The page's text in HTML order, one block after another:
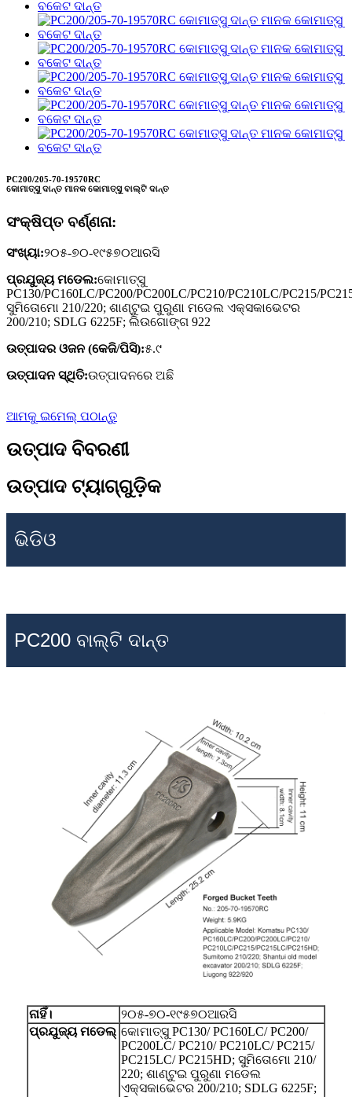
PC200/205-70-19570RC
କୋମାତ୍ସୁ ଦାନ୍ତ ମାନକ କୋମାତ୍ସୁ ବାଲ୍ଟି ଦାନ୍ତ
ସଂକ୍ଷିପ୍ତ ବର୍ଣ୍ଣନା:
ସଂଖ୍ୟା:୨୦୫-୭୦-୧୯୫୭୦ଆରସି
ପ୍ରଯୁଜ୍ୟ ମଡେଲ:କୋମାତ୍ସୁ
PC130/PC160LC/PC200/PC200LC/PC210/PC210LC/PC215/
ସୁମିତୋମୋ 210/220; ଶାଣ୍ଟୁଇ ପୁରୁଣା ମଡେଲ ଏକ୍ସକାଭେଟର
200/210; SDLG 6225F; ଲିଉଗୋଙ୍ଗ 922
ଉତ୍ପାଦର ଓଜନ (କେଜି/ପିସି):୫.୯
ଉତ୍ପାଦନ ସ୍ଥିତି:ଉତ୍ପାଦନରେ ଅଛି
ଆମକୁ ଇମେଲ୍ ପଠାନ୍ତୁ
ଉତ୍ପାଦ ବିବରଣୀ
ଉତ୍ପାଦ ଟ୍ୟାଗ୍‌ଗୁଡ଼ିକ
ଭିଡିଓ
PC200 ବାଲ୍ଟି ଦାନ୍ତ
ନାହିଁ।
୨୦୫-୭୦-୧୯୫୭୦ଆରସି
ପ୍ରଯୁଜ୍ୟ ମଡେଲ୍ କୋମାତ୍ସୁ PC130/ PC160LC/ PC200/
PC200LC/ PC210/ PC210LC/ PC215/
PC215LC/ PC215HD; ସୁମିତୋମୋ 210/
220; ଶାଣ୍ଟୁଇ ପୁରୁଣା ମଡେଲ
ଏକ୍ସକାଭେଟର 200/210; SDLG 6225F;